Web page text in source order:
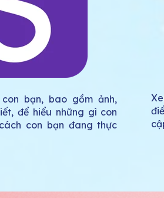
bạn, bao gồm ảnh,
để hiểu những gì con
con bạn đang thực